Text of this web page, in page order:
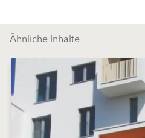
Ähnliche Inhalte